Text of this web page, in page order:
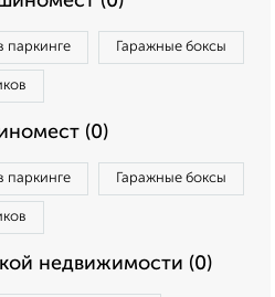
паркинге Гаражные боксы
(0)
паркинге Гаражные боксы
недвижимости (0)